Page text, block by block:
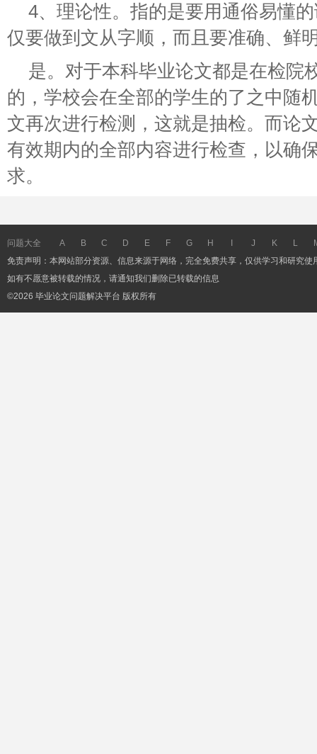
4、理论性。指的是要用通俗易懂
仅要做到文从字顺，而且要准确、鲜
是。对于本科毕业论文都是在检院
的，学校会在全部的学生的了之中随
文再次进行检测，这就是抽检。而论
有效期内的全部内容进行检查，以确
求。
问题大全 A B C D E F G H J K L
免责声明：本网站部分资源、信息来源于网络，完全免费共享，仅供学习和研究使
如有不愿意被转载的情况，请通知我们删除已转载的信息
©2026 毕业论文问题解决平台 版权所有